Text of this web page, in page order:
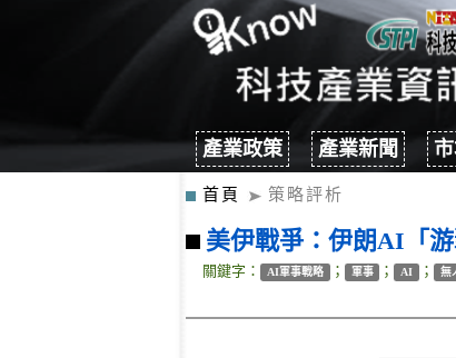
產業政策 產業新聞
首頁 策略評析
美伊戰爭：伊朗AI「
關鍵字： AI軍事戰略 ； 軍事 ； AI ； 無